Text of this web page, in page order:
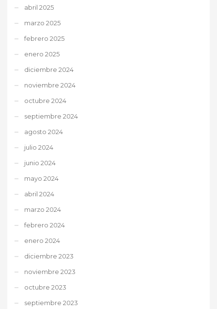
abril 2025
marzo 2025
febrero 2025
enero 2025
diciembre 2024
noviembre 2024
octubre 2024
septiembre 2024
agosto 2024
julio 2024
junio 2024
mayo 2024
abril 2024
marzo 2024
febrero 2024
enero 2024
diciembre 2023
noviembre 2023
octubre 2023
septiembre 2023